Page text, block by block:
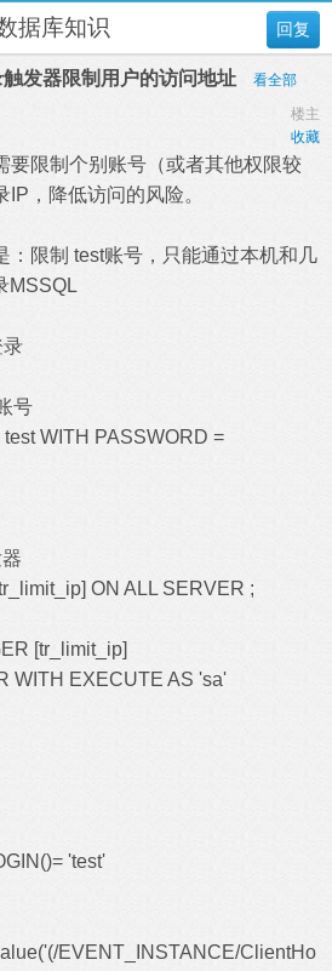
回复
据库知识
发器限制用户的访问地址
看全部
楼主
收藏
要限制个别账号（或者其他权限较
，降低访问的风险。
：限制 test账号，只能通过本机和几
MSSQL
录
号
WITH PASSWORD =
ON ALL SERVER ;
[tr_limit_ip]
WITH EXECUTE AS 'sa'
'test'
EVENT_INSTANCE/ClientHo